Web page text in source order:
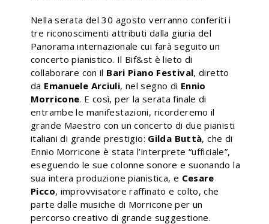
Nella serata del 30 agosto verranno conferiti i
tre riconoscimenti attributi dalla giuria del
Panorama internazionale cui farà seguito un
concerto pianistico. Il Bif&st è lieto di
collaborare con il Bari Piano Festival, diretto
da Emanuele Arciuli, nel segno di Ennio
Morricone. E così, per la serata finale di
entrambe le manifestazioni, ricorderemo il
grande Maestro con un concerto di due pianisti
italiani di grande prestigio: Gilda Buttà, che di
Ennio Morricone è stata l’interprete “ufficiale”,
eseguendo le sue colonne sonore e suonando la
sua intera produzione pianistica, e Cesare
Picco, improvvisatore raffinato e colto, che
parte dalle musiche di Morricone per un
percorso creativo di grande suggestione.